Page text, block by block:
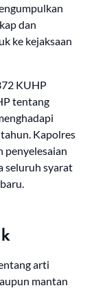
dan
ke kejaksaan
KUHP
tentang
Kapolres
penyelesaian
seluruh syarat
arti
mantan